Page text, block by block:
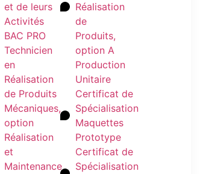
et de leurs
Activités
BAC PRO
Technicien
en
Réalisation
de Produits
Mécaniques,
option
Réalisation
et
Maintenance
Réalisation
de
Produits,
option A
Production
Unitaire
Certificat de
Spécialisation
Maquettes
Prototype
Certificat de
Spécialisation